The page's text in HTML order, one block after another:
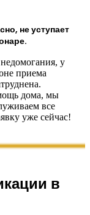
не уступает
у
приема
дома, мы
все
уже сейчас!
в